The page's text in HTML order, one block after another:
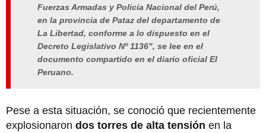
Fuerzas Armadas y Policía Nacional del Perú,
en la provincia de Pataz del departamento de
La Libertad, conforme a lo dispuesto en el
Decreto Legislativo Nº 1136", se lee en el
documento compartido en el diario oficial El
Peruano.
Pese a esta situación, se conoció que recientemente
explosionaron dos torres de alta tensión en la